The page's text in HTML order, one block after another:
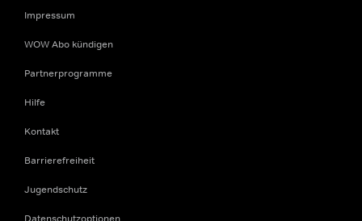
Impressum
WOW Abo kündigen
Partnerprogramme
Hilfe
Kontakt
Barrierefreiheit
Jugendschutz